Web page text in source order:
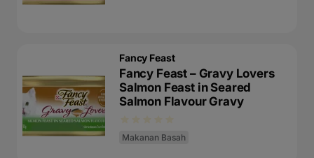
Fancy Feast
Fancy Feast – Gravy Lovers
Salmon Feast in Seared
Salmon Flavour Gravy
Makanan Basah